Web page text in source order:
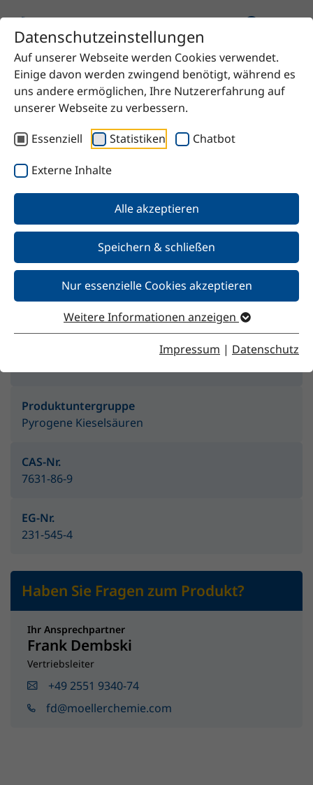
Datenschutzeinstellungen
Auf unserer Webseite werden Cookies verwendet.
Einige davon werden zwingend benötigt, während es
uns andere ermöglichen, Ihre Nutzererfahrung auf
unserer Webseite zu verbessern.
Essenziell
Statistiken Chatbot
Externe Inhalte
Alle akzeptieren
Speichern & schließen
Nur essenzielle Cookies akzeptieren
Weitere Informationen anzeigen
Impressum | Datenschutz
Startseite Produkt Orisil® 200 D
Orisil® 200 D
Merkmale
Produktuntergruppe
Pyrogene Kieselsäuren
CAS-Nr.
7631-86-9
EG-Nr.
231-545-4
Haben Sie Fragen zum Produkt?
Ihr Ansprechpartner
Frank Dembski
Vertriebsleiter
+49 2551 9340-74
fd@moellerchemie.com